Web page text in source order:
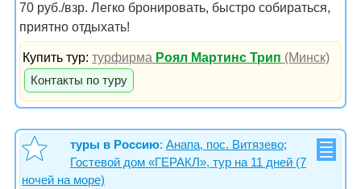
70 руб./взр. Легко бронировать, быстро собираться,
приятно отдыхать!
Купить тур:турфирма Роял Мартинс Трип (Минск)
Контакты по туру
туры в Россию: Анапа, пос. Витязево;
Гостевой дом «ГЕРАКЛ», тур на 11 дней (7
ночей на море)